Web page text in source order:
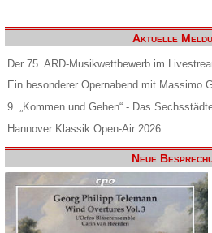
Aktuelle
Der 75. ARD-Musikwettbewerb im
Ein besonderer Opernabend mit Massimo
9. „Kommen und Gehen“ - Das
Hannover Klassik Open-Air 2026
Neue